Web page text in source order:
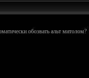
обозвать альт митолом?